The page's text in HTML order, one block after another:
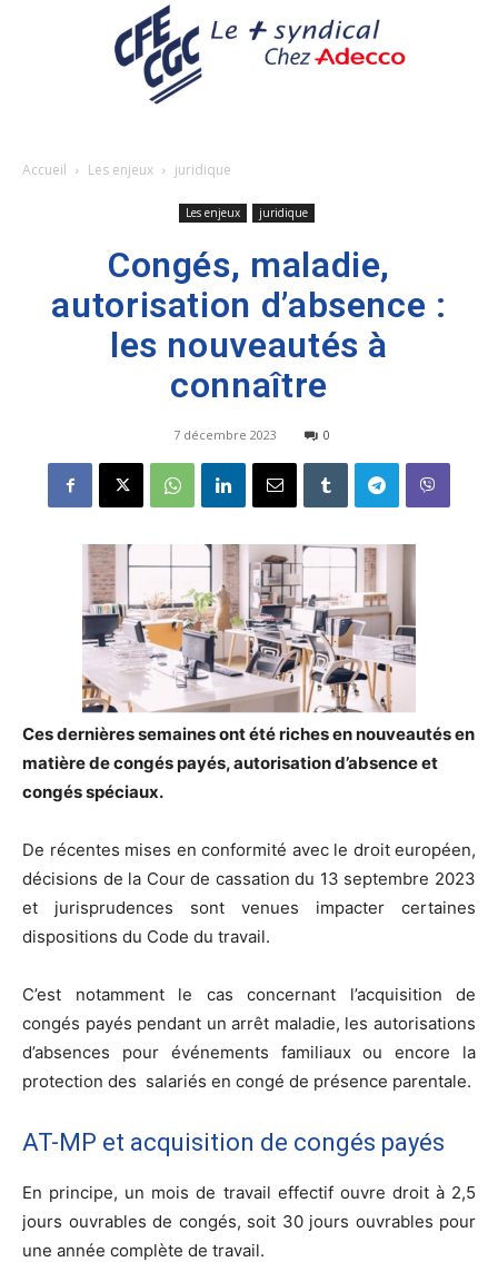
Accueil Les enjeux juridique
Les enjeux juridique
Congés, maladie,
autorisation d’absence :
les nouveautés à
connaître
7 décembre 2023 0
Ces dernières semaines ont été riches en nouveautés en
matière de congés payés, autorisation d’absence et
congés spéciaux.
De récentes mises en conformité avec le droit européen,
décisions de la Cour de cassation du 13 septembre 2023
et jurisprudences sont venues impacter certaines
dispositions du Code du travail.
C’est notamment le cas concernant l’acquisition de
congés payés pendant un arrêt maladie, les autorisations
d’absences pour événements familiaux ou encore la
protection des salariés en congé de présence parentale.
AT-MP et acquisition de congés payés
En principe, un mois de travail effectif ouvre droit à 2,5
jours ouvrables de congés, soit 30 jours ouvrables pour
une année complète de travail.